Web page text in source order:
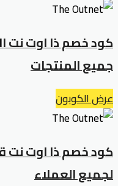
جميع المنتجات
عرض الكوبون
لجميع العملاء